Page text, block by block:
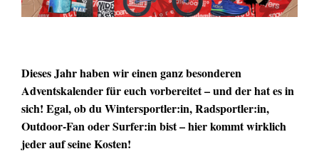
Dieses Jahr haben wir einen ganz besonderen
Adventskalender für euch vorbereitet – und der hat es in
sich! Egal, ob du Wintersportler:in, Radsportler:in,
Outdoor-Fan oder Surfer:in bist – hier kommt wirklich
jeder auf seine Kosten!